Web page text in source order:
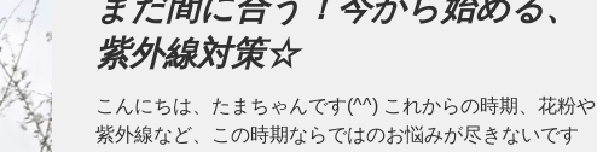
まだ間に合う！今から始める、
紫外線対策☆
こんにちは、たまちゃんです(^^) これからの時期、花粉や
紫外線など、この時期ならではのお悩みが尽きないです